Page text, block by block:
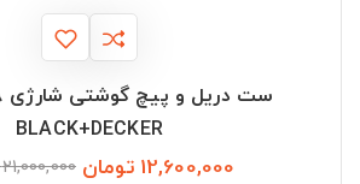
BLACK+DECKER
12,600,000 تومان 21,000,000 تومان